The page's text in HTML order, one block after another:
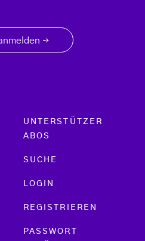
→
UNTERSTÜTZER
ABOS
SUCHE
LOGIN
REGISTRIEREN
PASSWORT